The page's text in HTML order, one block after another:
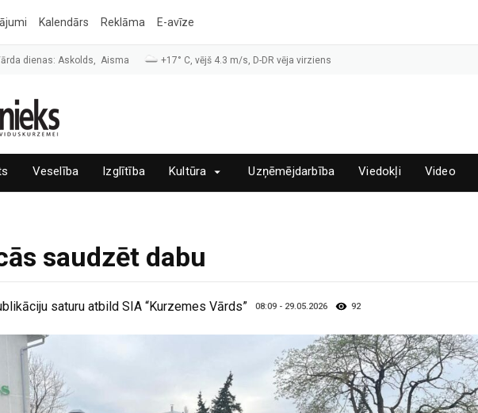
Kalendārs Reklāma E-avīze
dienas: Askolds, Aisma +17° C, vējš 4.3 m/s, D-DR vēja virziens
Veselība Izglītība Kultūra Uzņēmējdarbība Viedokļi Video
saudzēt dabu
saturu atbild SIA “Kurzemes Vārds” 08:09 - 29.05.2026 92